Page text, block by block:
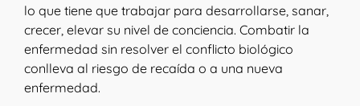
lo que tiene que trabajar para desarrollarse, sanar,
crecer, elevar su nivel de conciencia. Combatir la
enfermedad sin resolver el conflicto biológico
conlleva al riesgo de recaída o a una nueva
enfermedad.